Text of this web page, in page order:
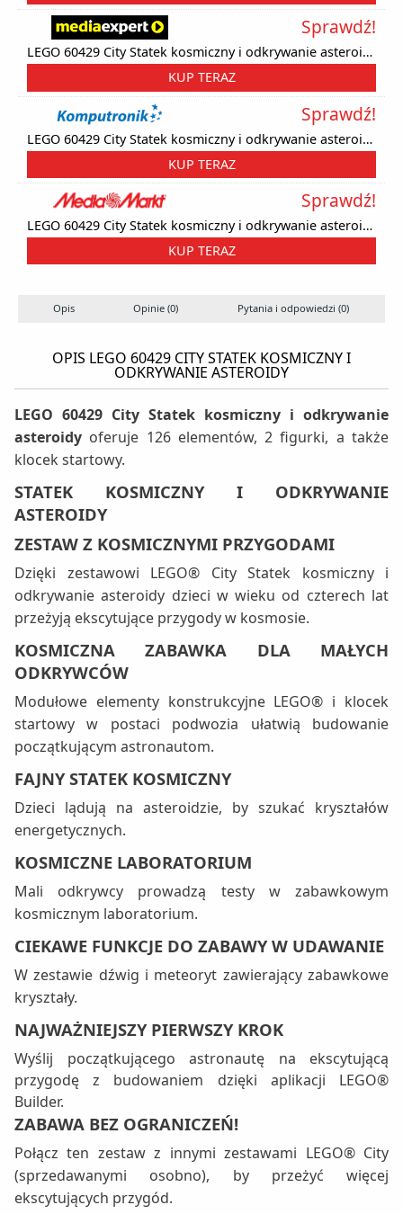
LEGO 60429 City Statek kosmiczny i odkrywanie asteroidy
Sprawdź!
KUP TERAZ
LEGO 60429 City Statek kosmiczny i odkrywanie asteroidy
Sprawdź!
KUP TERAZ
LEGO 60429 City Statek kosmiczny i odkrywanie asteroidy
Sprawdź!
KUP TERAZ
Opis Opinie (0) Pytania i odpowiedzi (0)
OPIS LEGO 60429 CITY STATEK KOSMICZNY I
ODKRYWANIE ASTEROIDY
LEGO 60429 City Statek kosmiczny i odkrywanie
asteroidy oferuje 126 elementów, 2 figurki, a także
klocek startowy.
STATEK KOSMICZNY I ODKRYWANIE
ASTEROIDY
ZESTAW Z KOSMICZNYMI PRZYGODAMI
Dzięki zestawowi LEGO® City Statek kosmiczny i
odkrywanie asteroidy dzieci w wieku od czterech lat
przeżyją ekscytujące przygody w kosmosie.
KOSMICZNA ZABAWKA DLA MAŁYCH
ODKRYWCÓW
Modułowe elementy konstrukcyjne LEGO® i klocek
startowy w postaci podwozia ułatwią budowanie
początkującym astronautom.
FAJNY STATEK KOSMICZNY
Dzieci lądują na asteroidzie, by szukać kryształów
energetycznych.
KOSMICZNE LABORATORIUM
Mali odkrywcy prowadzą testy w zabawkowym
kosmicznym laboratorium.
CIEKAWE FUNKCJE DO ZABAWY W UDAWANIE
W zestawie dźwig i meteoryt zawierający zabawkowe
kryształy.
NAJWAŻNIEJSZY PIERWSZY KROK
Wyślij początkującego astronautę na ekscytującą
przygodę z budowaniem dzięki aplikacji LEGO®
Builder.
ZABAWA BEZ OGRANICZEŃ!
Połącz ten zestaw z innymi zestawami LEGO® City
(sprzedawanymi osobno), by przeżyć więcej
ekscytujących przygód.